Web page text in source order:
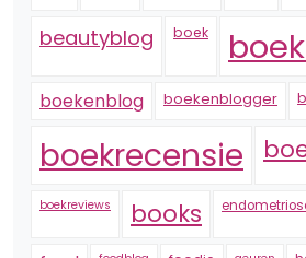
beautyblog boek
boekenblog boekenblogger
boekrecensie
boekreviews books